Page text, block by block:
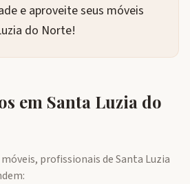
e aproveite seus móveis
do Norte!
em Santa Luzia do
profissionais deSanta Luzia